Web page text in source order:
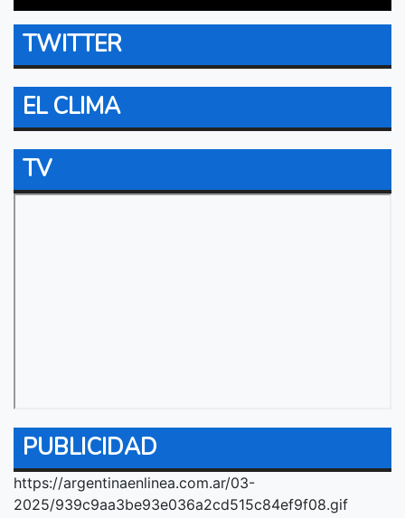
TWITTER
EL CLIMA
TV
PUBLICIDAD
https://argentinaenlinea.com.ar/03-
2025/939c9aa3be93e036a2cd515c84ef9f08.gif